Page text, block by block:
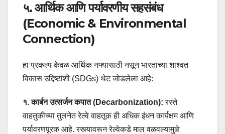
५. आर्थिक आणि पर्यावरणीय सहसंबंध
(Economic & Environmental
Connection)
हा प्रकल्प केवळ आर्थिक नफ्यासाठी नसून भारताच्या शाश्वत
विकास उद्दिष्टांशी (SDGs) थेट जोडलेला आहे:
१. कार्बन उत्सर्जन कपात (Decarbonization): रस्ते
वाहतुकीच्या तुलनेत रेल्वे वाहतूक ही अधिक इंधन कार्यक्षम आणि
पर्यावरणपूरक आहे. रस्त्यावरून रेल्वेकडे माल वळवल्यामुळे